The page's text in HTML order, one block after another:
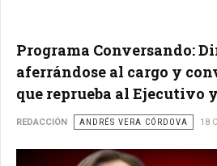
Programa Conversando:
aferrándose al cargo y
que reprueba al Ejecutivo
REDACCIÓN ANDRÉS VERA CÓRDOVA 18